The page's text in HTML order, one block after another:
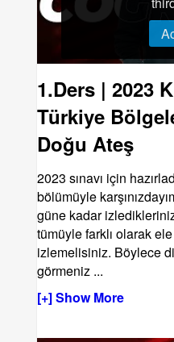
1.Ders | 2023
Türkiye
Doğu Ateş
2023 sınavı için
bölümüyle
güne kadar
tümüyle farklı olarak
izlemelisiniz. Böylece
görmeniz ...
[+] Show More